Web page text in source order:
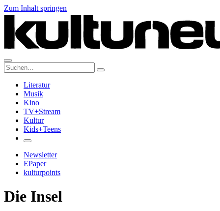
Zum Inhalt springen
Suche:
Literatur
Musik
Kino
TV+Stream
Kultur
Kids+Teens
Newsletter
EPaper
kulturpoints
Die Insel